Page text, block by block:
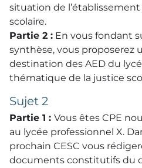
situation de
scolaire.
Partie 2 : En vous fondant
synthèse, vous proposerez
destination des AED du
thématique de la justice
Sujet 2
Partie 1 : Vous êtes CPE
au lycée professionnel X.
prochain CESC vous
documents constitutifs du